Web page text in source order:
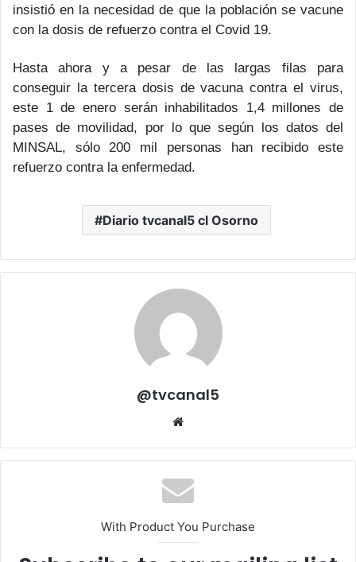
insistió en la necesidad de que la población se vacune
con la dosis de refuerzo contra el Covid 19.
Hasta ahora y a pesar de las largas filas para
conseguir la tercera dosis de vacuna contra el virus,
este 1 de enero serán inhabilitados 1,4 millones de
pases de movilidad, por lo que según los datos del
MINSAL, sólo 200 mil personas han recibido este
refuerzo contra la enfermedad.
Diario tvcanal5 cl Osorno
@tvcanal5
With Product You Purchase